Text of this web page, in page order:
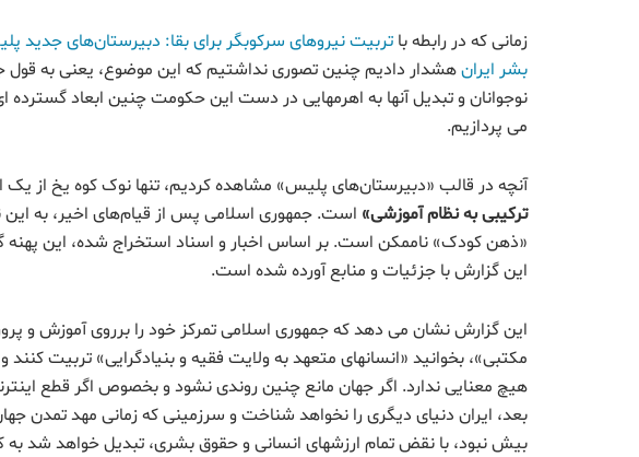
زمانی که در رابطه با تربیت نیروهای سرکوبگر برای بقا: دبیرستان‌های
بشر ايرانهشدار دادیم چنین تصوری نداشتیم که این موضوع، یعنی به قول
نوجوانان و تبدیل آنها به اهرمهایی در دست این حکومت چنین ابعاد گسترده
می پردازیم.
آنچه در قالب «دبیرستان‌های پلیس» مشاهده کردیم، تنها نوک کوه یخ از یک
ترکیبی به نظام آموزشی» است. جمهوری اسلامی پس از قیام‌های اخیر، به این
«ذهن کودک» ناممکن است. بر اساس اخبار و اسناد استخراج شده، این پهنه
این گزارش با جزئیات و منابع آورده شده است.
این گزارش نشان می دهد که جمهوری اسلامی تمرکز خود را برروی آموزش و
مکتبی»، بخوانید «انسانهای متعهد به ولایت فقیه و بنیادگرایی» تربیت
هیچ معنایی ندارد. اگر جهان مانع چنین روندی نشود و بخصوص اگر قطع
بعد، ایران دنیای دیگری را نخواهد شناخت و سرزمینی که زمانی مهد تمدن
بیش نبود، با نقض تمام ارزشهای انسانی و حقوق بشری، تبدیل خواهد شد به